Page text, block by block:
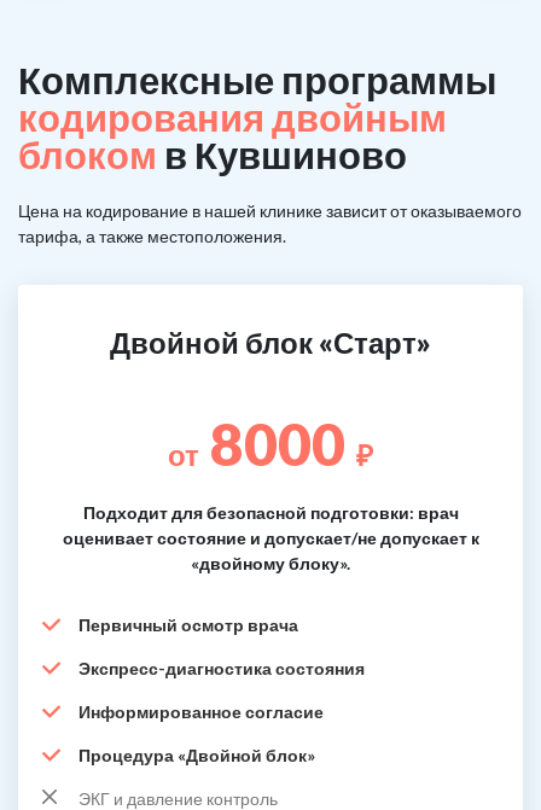
Комплексные программы
кодирования двойным
блоком в Кувшиново
Цена на кодирование в нашей клинике зависит от оказываемого
тарифа, а также местоположения.
Двойной блок «Старт»
от 8000 ₽
Подходит для безопасной подготовки: врач
оценивает состояние и допускает/не допускает к
«двойному блоку».
Первичный осмотр врача
Экспресс-диагностика состояния
Информированное согласие
Процедура «Двойной блок»
ЭКГ и давление контроль